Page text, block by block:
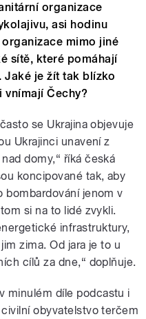
organizace
asi hodinu
mimo jiné
sítě, které pomáhají
Jaké je žít tak blízko
vnímají Čechy?
se Ukrajina objevuje
Ukrajinci unavení z
domy,“ říká česká
koncipované tak, aby
bombardování jenom v
si na to lidé zvykli.
infrastruktury,
zima. Od jara je to u
cílů za dne,“ doplňuje.
minulém díle podcastu i
obyvatelstvo terčem